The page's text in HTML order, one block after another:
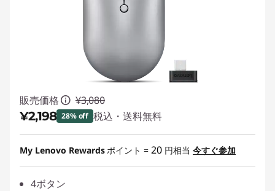
販売価格 ¥3,080
¥2,198 28% off 税込・送料無料
特別割引 :-¥882
My Lenovo Rewardsポイント = 20 円相当 今すぐ参加
4ボタン